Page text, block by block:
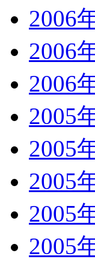
2006
2006
2006
2005
2005
2005
2005
2005